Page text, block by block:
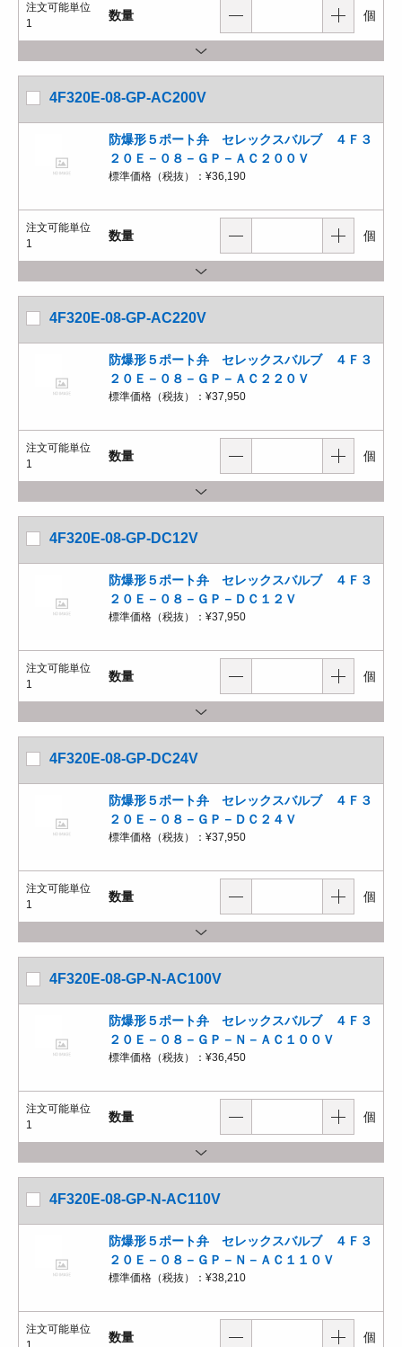
注文可能単位
1
数量 個
4F320E-08-GP-AC200V
防爆形５ポート弁 セレックスバルブ ４Ｆ３
２０Ｅ－０８－ＧＰ－ＡＣ２００Ｖ
標準価格（税抜）： ¥36,190
注文可能単位
1
数量 個
4F320E-08-GP-AC220V
防爆形５ポート弁 セレックスバルブ ４Ｆ３
２０Ｅ－０８－ＧＰ－ＡＣ２２０Ｖ
標準価格（税抜）： ¥37,950
注文可能単位
1
数量 個
4F320E-08-GP-DC12V
防爆形５ポート弁 セレックスバルブ ４Ｆ３
２０Ｅ－０８－ＧＰ－ＤＣ１２Ｖ
標準価格（税抜）： ¥37,950
注文可能単位
1
数量 個
4F320E-08-GP-DC24V
防爆形５ポート弁 セレックスバルブ ４Ｆ３
２０Ｅ－０８－ＧＰ－ＤＣ２４Ｖ
標準価格（税抜）： ¥37,950
注文可能単位
1
数量 個
4F320E-08-GP-N-AC100V
防爆形５ポート弁 セレックスバルブ ４Ｆ３
２０Ｅ－０８－ＧＰ－Ｎ－ＡＣ１００Ｖ
標準価格（税抜）： ¥36,450
注文可能単位
1
数量 個
4F320E-08-GP-N-AC110V
防爆形５ポート弁 セレックスバルブ ４Ｆ３
２０Ｅ－０８－ＧＰ－Ｎ－ＡＣ１１０Ｖ
標準価格（税抜）： ¥38,210
注文可能単位
数量 個